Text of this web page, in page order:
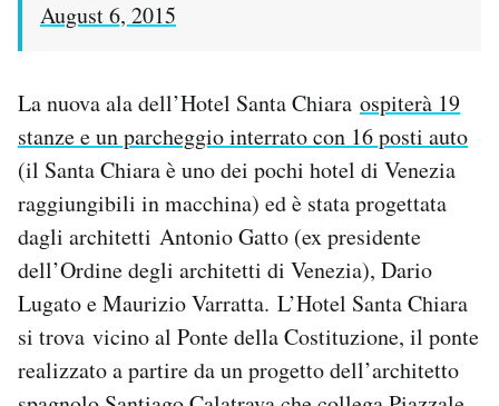
August 6, 2015
La nuova ala dell’Hotel Santa Chiara ospiterà 19
stanze e un parcheggio interrato con 16 posti auto
(il Santa Chiara è uno dei pochi hotel di Venezia
raggiungibili in macchina) ed è stata progettata
dagli architetti Antonio Gatto (ex presidente
dell’Ordine degli architetti di Venezia), Dario
Lugato e Maurizio Varratta. L’Hotel Santa Chiara
si trova vicino al Ponte della Costituzione, il ponte
realizzato a partire da un progetto dell’architetto